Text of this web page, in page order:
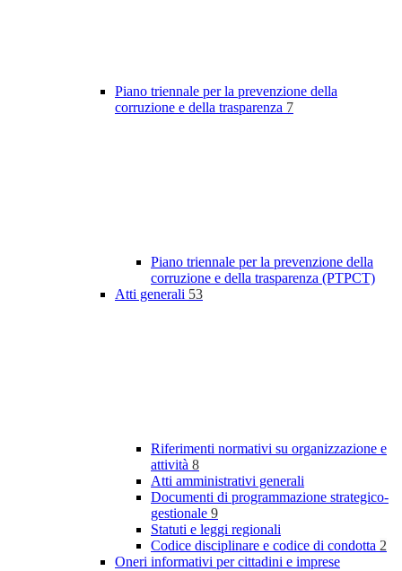
Piano triennale per la prevenzione della
corruzione e della trasparenza 7
Piano triennale per la prevenzione della
corruzione e della trasparenza (PTPCT)
Atti generali 53
Riferimenti normativi su organizzazione e
attività 8
Atti amministrativi generali
Documenti di programmazione strategico-
gestionale 9
Statuti e leggi regionali
Codice disciplinare e codice di condotta 2
Oneri informativi per cittadini e imprese